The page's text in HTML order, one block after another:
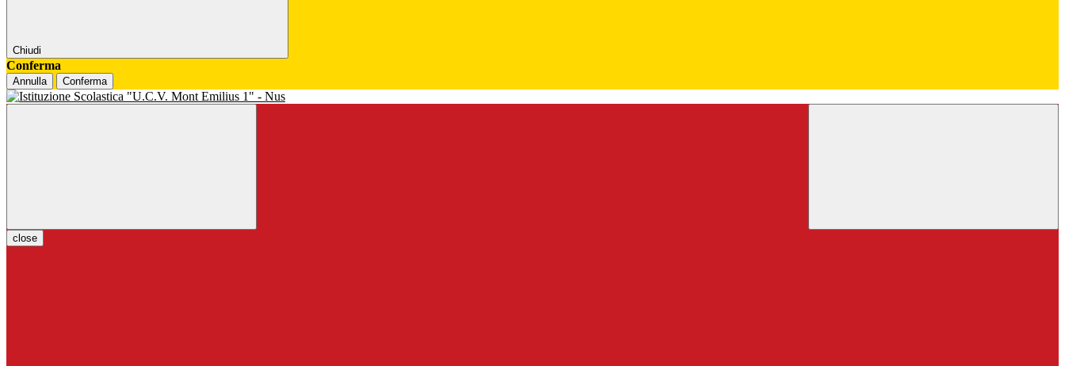
Chiudi
Conferma
Annulla Conferma
close